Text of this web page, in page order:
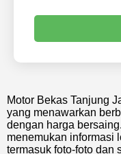
Motor Bekas Tanjung
yang menawarkan
dengan harga
menemukan informasi
termasuk foto-foto dan